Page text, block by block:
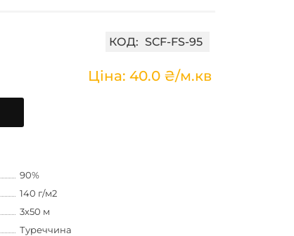
КОД: SCF-FS-95
Ціна: 40.0 ₴/м.кв
90%
140 г/м2
3х50 м
Туреччина